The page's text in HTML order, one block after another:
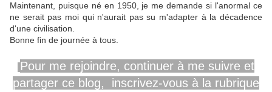
Maintenant, puisque né en 1950, je me demande si l'anormal ce
ne serait pas moi qui n'aurait pas su m'adapter à la décadence
d'une civilisation.
Bonne fin de journée à tous.
Pour me rejoindre, continuer à me suivre et
partager ce blog, inscrivez-vous à la rubrique